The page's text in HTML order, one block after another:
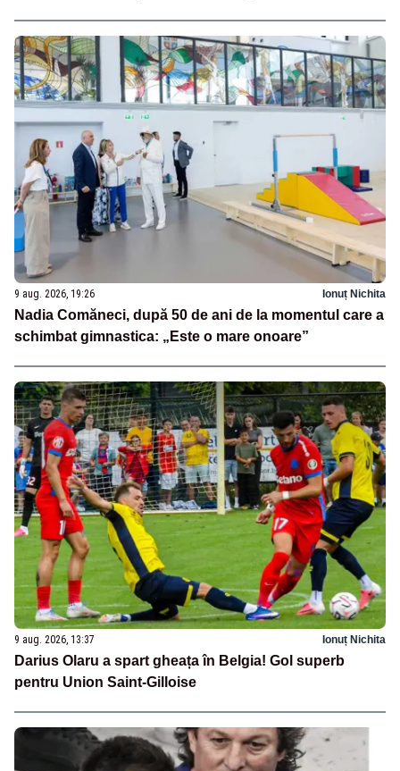
9 aug. 2026, 19:26 Ionuț Nichita
Nadia Comăneci, după 50 de ani de la momentul care a
schimbat gimnastica: „Este o mare onoare”
9 aug. 2026, 13:37 Ionuț Nichita
Darius Olaru a spart gheața în Belgia! Gol superb
pentru Union Saint-Gilloise